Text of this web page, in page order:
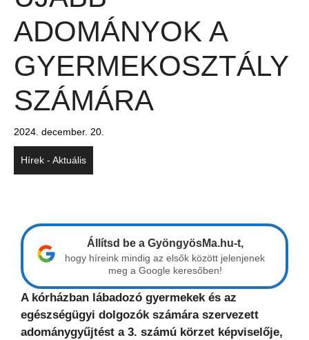
ADOMÁNYOK A
GYERMEKOSZTÁLY
SZÁMÁRA
2024. december. 20.
Hírek - Aktuális
Állítsd be a GyöngyösMa.hu-t,
hogy híreink mindig az elsők között jelenjenek
meg a Google keresőben!
A kórházban lábadozó gyermekek és az
egészségügyi dolgozók számára szervezett
adománygyűjtést a 3. számú körzet képviselője,